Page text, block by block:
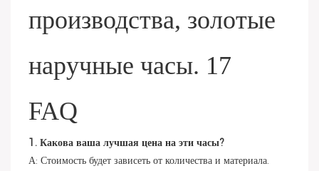
FAQ
1. Какова ваша лучшая цена на эти часы?
А: Стоимость будет зависеть от количества и материала.